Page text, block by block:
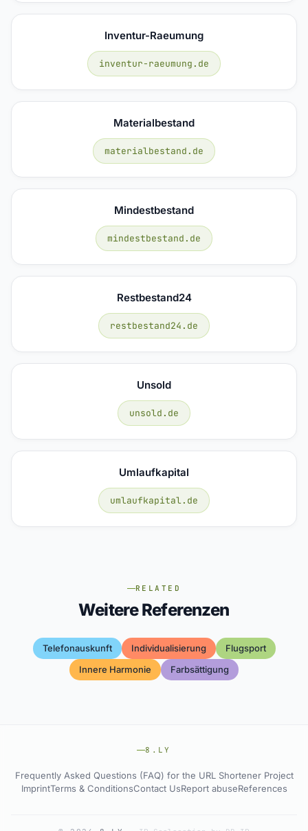
Inventur-Raeumung
inventur-raeumung.de
Materialbestand
materialbestand.de
Mindestbestand
mindestbestand.de
Restbestand24
restbestand24.de
Unsold
unsold.de
Umlaufkapital
umlaufkapital.de
RELATED
Weitere Referenzen
Telefonauskunft Individualisierung
Flugsport
Innere Harmonie
Farbsättigung
8.LY
Frequently Asked Questions (FAQ) for the URL Shortener Project
ImprintTerms & ConditionsContact UsReport abuseReferences